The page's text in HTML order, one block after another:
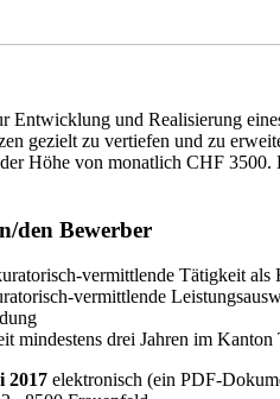
und Realisierung
gezielt zu vertiefen und zu
Höhe von monatlich CHF
den Bewerber
vermittlende Tätigkeit als
vermittlende
mindestens drei Jahren im
2017 elektronisch (ein PDF-